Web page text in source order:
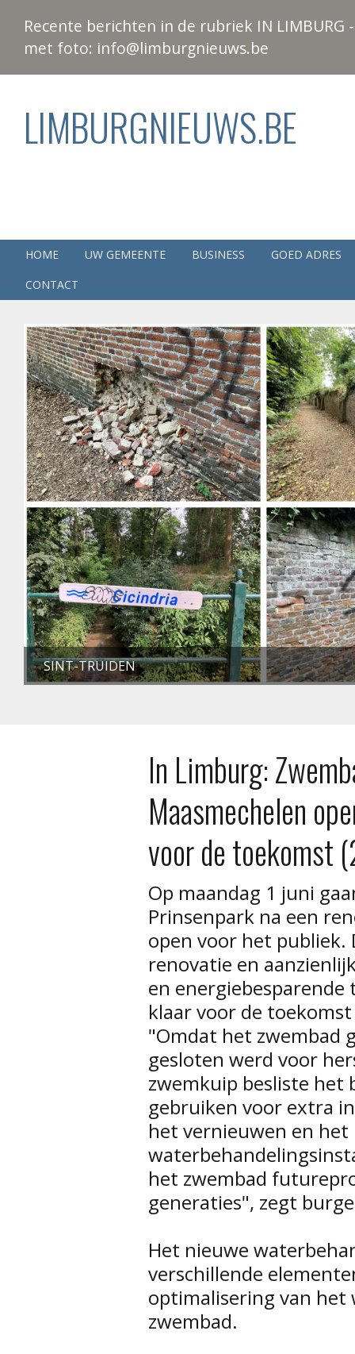
Recente berichten in de rubriek IN
met foto: info@limburgnieuws.be
LIMBURGNIEUWS.BE
HOME UW GEMEENTE BUSINESS
GOED ADRES
CONTACT
SINT-TRUIDEN
In Limburg:
Maasmechelen
voor de toekomst
Op maandag 1 juni
Prinsenpark na een
open voor het publiek.
renovatie en
en
klaar voor de
"Omdat het zwembad
gesloten werd voor
zwemkuip besliste het
gebruiken voor extra
het vernieuwen en
het zwembad
generaties", zegt
Het nieuwe
verschillende
optimalisering van het
zwembad.